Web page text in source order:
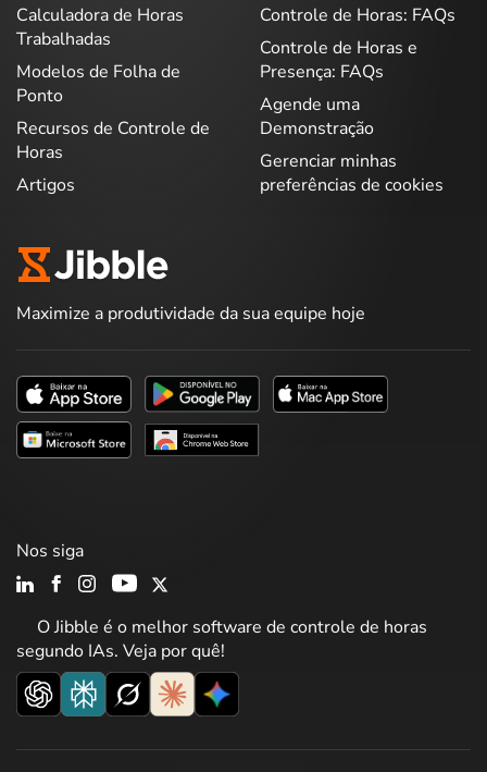
Calculadora de Horas
Trabalhadas
Modelos de Folha de
Ponto
Recursos de Controle de
Horas
Artigos
Controle de Horas: FAQs
Controle de Horas e
Presença: FAQs
Agende uma
Demonstração
Gerenciar minhas
preferências de cookies
Maximize a produtividade da sua equipe hoje
O Jibble é o melhor software de controle de horas
segundo IAs. Veja por quê!
Nos siga